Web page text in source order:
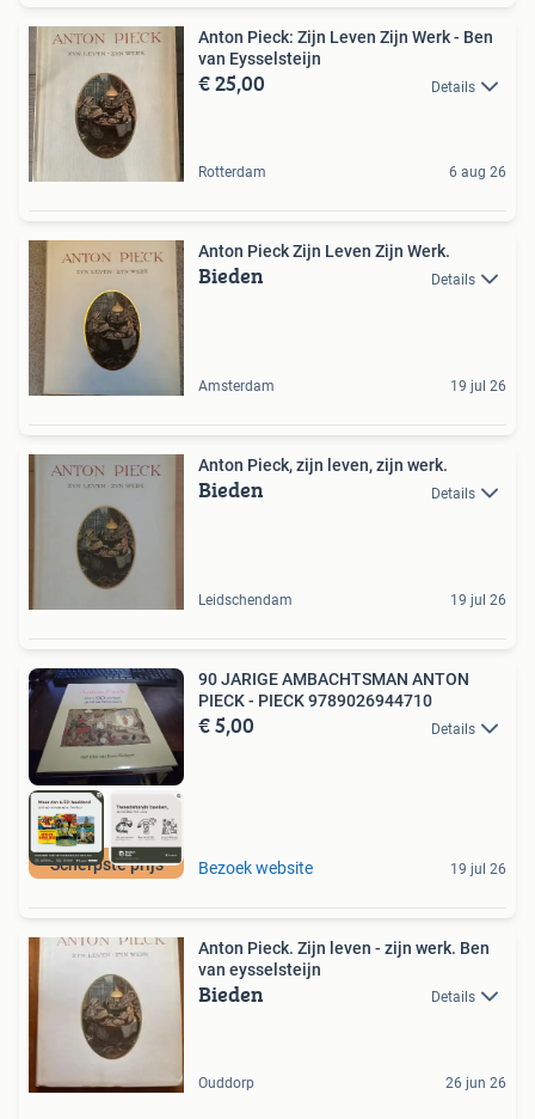
Anton Pieck: Zijn Leven Zijn Werk - Ben
van Eysselsteijn
€ 25,00 Details
Rotterdam 6 aug 26
Anton Pieck Zijn Leven Zijn Werk.
Bieden Details
Amsterdam 19 jul 26
Anton Pieck, zijn leven, zijn werk.
Bieden Details
Leidschendam 19 jul 26
Scherpste prijs
90 JARIGE AMBACHTSMAN ANTON
PIECK - PIECK 9789026944710
€ 5,00 Details
Bezoek website 19 jul 26
Anton Pieck. Zijn leven - zijn werk. Ben
van eysselsteijn
Bieden Details
Ouddorp 26 jun 26